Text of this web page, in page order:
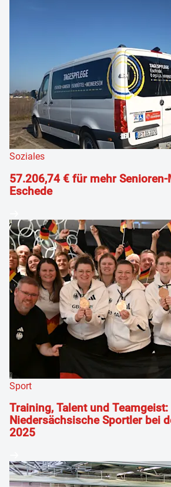
Soziales
57.206,74 € für mehr
Eschede
Sport
Training, Talent und Teamgeist:
Niedersächsische Sportler bei
2025